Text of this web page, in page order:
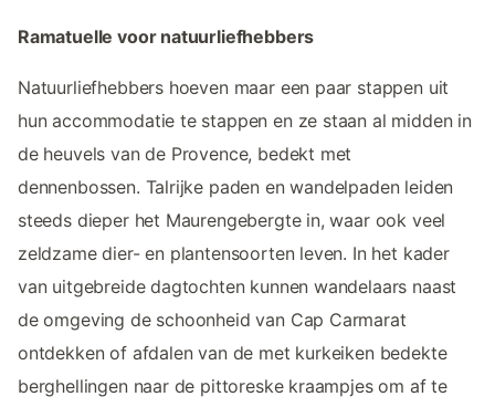
Ramatuelle voor natuurliefhebbers
Natuurliefhebbers hoeven maar een paar stappen uit
hun accommodatie te stappen en ze staan al midden in
de heuvels van de Provence, bedekt met
dennenbossen. Talrijke paden en wandelpaden leiden
steeds dieper het Maurengebergte in, waar ook veel
zeldzame dier- en plantensoorten leven. In het kader
van uitgebreide dagtochten kunnen wandelaars naast
de omgeving de schoonheid van Cap Carmarat
ontdekken of afdalen van de met kurkeiken bedekte
berghellingen naar de pittoreske kraampjes om af te